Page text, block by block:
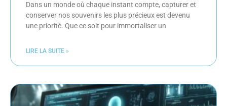
Dans un monde où chaque instant compte, capturer et
conserver nos souvenirs les plus précieux est devenu
une priorité. Que ce soit pour immortaliser un
LIRE LA SUITE »